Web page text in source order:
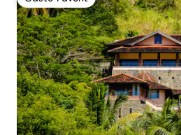
Gäste-Favorit